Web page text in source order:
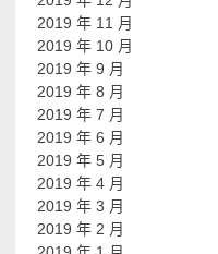
2019 年 11 月
2019 年 10 月
2019 年 9 月
2019 年 8 月
2019 年 7 月
2019 年 6 月
2019 年 5 月
2019 年 4 月
2019 年 3 月
2019 年 2 月